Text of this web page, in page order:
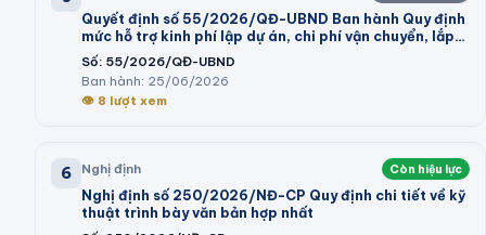
Quyết định số 55/2026/QĐ-UBND Ban hành Quy định
mức hỗ trợ kinh phí lập dự án, chi phí vận chuyển, lắp
đặt máy móc, dây chuyền thiết bị vào cụm công
nghiệp theo Nghị định số 32/2024/NĐ-CP của Chính
phủ và trình tự, thủ tục thực hiện chính sách hỗ trợ tại
Nghị quyết số 05/2026/NQ-HĐND của Hội đồng nhân
Số: 55/2026/QĐ-UBND
Ban hành: 25/06/2026
👁 8 lượt xem
6 Nghị định Còn hiệu lực
Nghị định số 250/2026/NĐ-CP Quy định chi tiết về kỹ
thuật trình bày văn bản hợp nhất